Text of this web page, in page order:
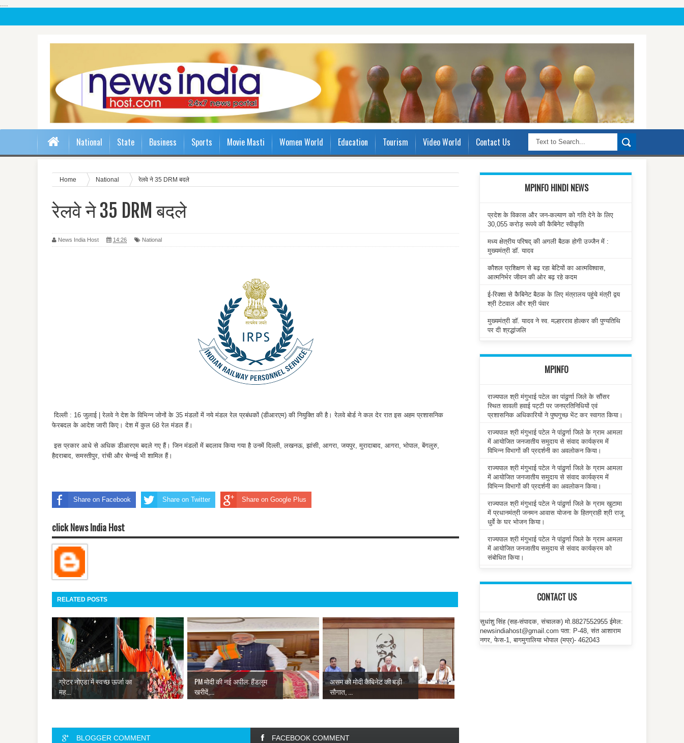
....
National State Business Sports Movie Masti Women World Education Tourism Video World Contact Us
Home National रेलवे ने 35 DRM बदले
रेलवे ने 35 DRM बदले
News India Host 14:26 National
दिल्ली : 16 जुलाई | रेलवे ने देश के विभिन्न जोनों के 35 मंडलों में नये मंडल रेल प्रबंधकों (डीआरएम) की नियुक्ति की है। रेलवे बोर्ड ने कल देर रात इस अहम प्रशासनिक
फेरबदल के आदेश जारी किए। देश में कुल 68 रेल मंडल हैं।
इस प्रकार आधे से अधिक डीआरएम बदले गए हैं। जिन मंडलों में बदलाव किया गया है उनमें दिल्ली, लखनऊ, झांसी, आगरा, जयपुर, मुरादाबाद, आगरा, भोपाल, बेंगलुरु,
हैदराबाद, समस्तीपुर, रांची और चेन्नई भी शामिल हैं।
Share on Facebook Share on Twitter Share on Google Plus
click News India Host
RELATED POSTS
ग्रेटर नोएडा में स्वच्छ ऊर्जा का
मह...
PM मोदी की नई अपील: हैंडलूम
खरीदें,...
असम को मोदी कैबिनेट की बड़ी
सौगात, ...
BLOGGER COMMENT FACEBOOK COMMENT
MPINFO HINDI NEWS
प्रदेश के विकास और जन-कल्याण को गति देने के लिए
30,055 करोड़ रूपये की कैबिनेट स्वीकृति
मध्य क्षेत्रीय परिषद् की अगली बैठक होगी उज्जैन में :
मुख्यमंत्री डॉ. यादव
कौशल प्रशिक्षण से बढ़ रहा बेटियों का आत्मविश्वास,
आत्मनिर्भर जीवन की ओर बढ़ रहे कदम
ई-रिक्शा से कैबिनेट बैठक के लिए मंत्रालय पहुंचे मंत्री द्वय
श्री टेटवाल और श्री पंवार
मुख्यमंत्री डॉ. यादव ने स्व. मल्हारराव होल्कर की पुण्यतिथि
पर दी श्रद्धांजलि
MPINFO
राज्यपाल श्री मंगुभाई पटेल का पांढुर्णा जिले के सौंसर
स्थित सावली हवाई पट्टी पर जनप्रतिनिधियों एवं
प्रशासनिक अधिकारियों ने पुष्पगुच्छ भेंट कर स्वागत किया।
राज्यपाल श्री मंगुभाई पटेल ने पांढुर्णा जिले के ग्राम आमला
में आयोजित जनजातीय समुदाय से संवाद कार्यक्रम में
विभिन्न विभागों की प्रदर्शनी का अवलोकन किया।
राज्यपाल श्री मंगुभाई पटेल ने पांढुर्णा जिले के ग्राम आमला
में आयोजित जनजातीय समुदाय से संवाद कार्यक्रम में
विभिन्न विभागों की प्रदर्शनी का अवलोकन किया।
राज्यपाल श्री मंगुभाई पटेल ने पांढुर्णा जिले के ग्राम खुटामा
में प्रधानमंत्री जनमन आवास योजना के हितग्राही श्री राजू
धुर्वे के घर भोजन किया।
राज्यपाल श्री मंगुभाई पटेल ने पांढुर्णा जिले के ग्राम आमला
में आयोजित जनजातीय समुदाय से संवाद कार्यक्रम को
संबोधित किया।
CONTACT US
सुधांशु सिंह (सह-संपादक, संचालक) मो.8827552955 ईमेल:
newsindiahost@gmail.com पता: P-48, संत आशाराम
नगर, फेस-1, बागमुगालिया भोपाल (मप्र)- 462043